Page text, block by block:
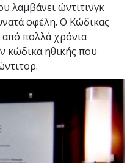
λαμβάνει ώντιτινγκ
οφέλη. Ο Κώδικας
από πολλά χρόνια
κώδικα ηθικής που